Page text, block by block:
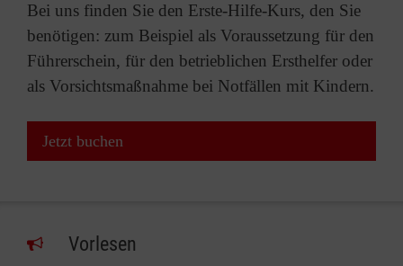
Bei uns finden Sie den Erste-Hilfe-Kurs, den Sie
benötigen: zum Beispiel als Voraussetzung für den
Führerschein, für den betrieblichen Ersthelfer oder
als Vorsichtsmaßnahme bei Notfällen mit Kindern.
Jetzt buchen
Vorlesen